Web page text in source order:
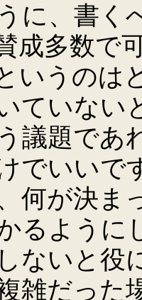
に、書く
成多数で
いうのは
ていない
議題であ
でいいで
何が決ま
るように
ないと役
雑だった